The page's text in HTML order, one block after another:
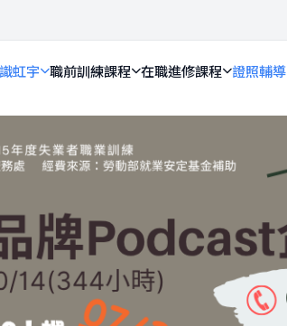
虹宇 職前訓練課程 在職進修課程 證照輔導